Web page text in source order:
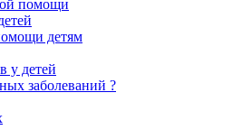
помощи
детям
у детей
заболеваний ?